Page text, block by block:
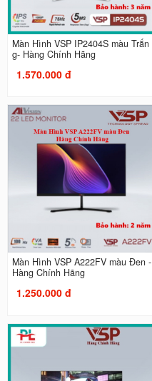
Màn Hình VSP IP2404S màu Trắn
g- Hàng Chính Hãng
1.570.000 đ
Màn Hình VSP A222FV màu Đen -
Hàng Chính Hãng
1.250.000 đ